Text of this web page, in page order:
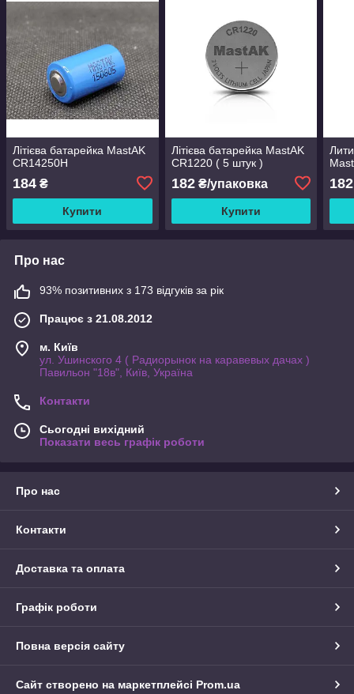
Літієва батарейка MastAK
CR14250H
184 ₴
Купити
Літієва батарейка MastAK
CR1220 ( 5 штук )
182₴/упаковка
Купити
182
Про нас
93% позитивних з 173 відгуків за рік
Працює з 21.08.2012
м. Київ
ул. Ушинского 4 ( Радиорынок на каравевых дачах )
Павильон "18в", Київ, Україна
Контакти
Сьогодні вихідний
Показати весь графік роботи
Про нас
Контакти
Доставка та оплата
Графік роботи
Повна версія сайту
Сайт створено на маркетплейсі Prom.ua